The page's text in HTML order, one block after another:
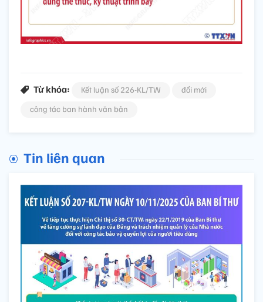
Từ khóa: Kết luận số 226-KL/TW
đổi mới
công tác ban hành văn bản
Tin liên quan